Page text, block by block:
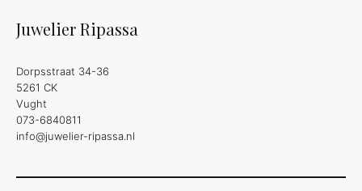
Juwelier Ripassa
Dorpsstraat 34-36
5261 CK
Vught
073-6840811
info@juwelier-ripassa.nl